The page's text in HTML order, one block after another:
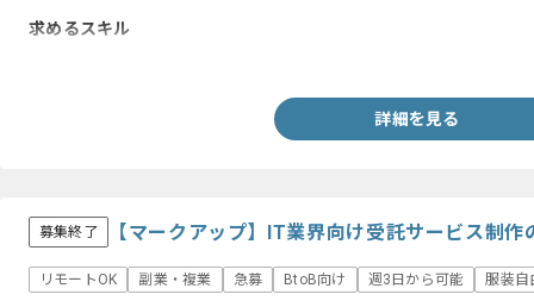
求めるスキル
詳細を見る
募集終了 【マークアップ】IT業界向け受託サービス制
リモートOK 副業・複業 急募 BtoB向け 週3日から可能 服装自